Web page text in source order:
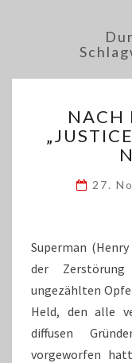
NACH
„JUSTICE
27.
Superman
der
ungezählten
Held, den alle
diffusen
vorgeworfen